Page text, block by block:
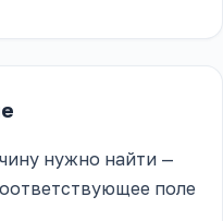
нужно найти —
поле